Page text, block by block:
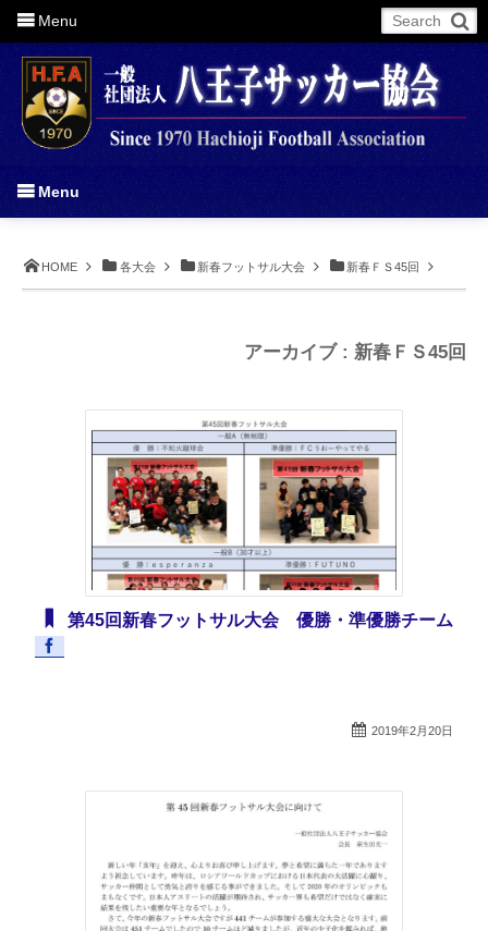
HOME 各大会 新春フットサル大会 新春ＦＳ45回
アーカイブ : 新春ＦＳ45回
第45回新春フットサル大会 優勝・準優勝チーム
2019年2月20日
More
Menu
Menu